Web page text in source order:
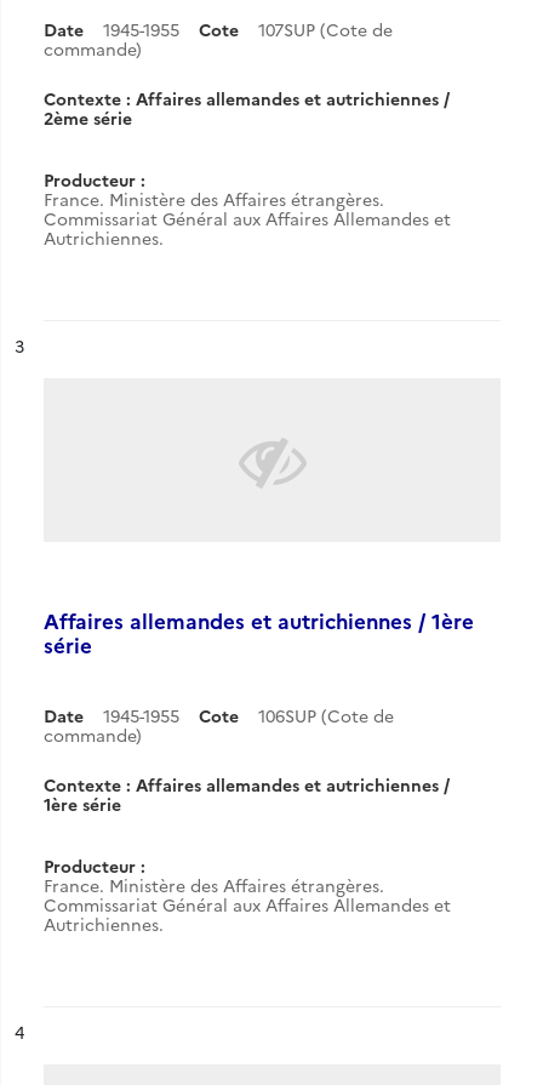
Date 1945-1955 Cote
107SUP (Cote de
commande)
Contexte : Affaires allemandes et autrichiennes /
2ème série
Producteur :
France. Ministère des Affaires étrangères.
Commissariat Général aux Affaires Allemandes et
Autrichiennes.
n°
3
Affaires allemandes et autrichiennes / 1ère
série
Date 1945-1955 Cote
106SUP (Cote de
commande)
Contexte : Affaires allemandes et autrichiennes /
1ère série
Producteur :
France. Ministère des Affaires étrangères.
Commissariat Général aux Affaires Allemandes et
Autrichiennes.
n°
4